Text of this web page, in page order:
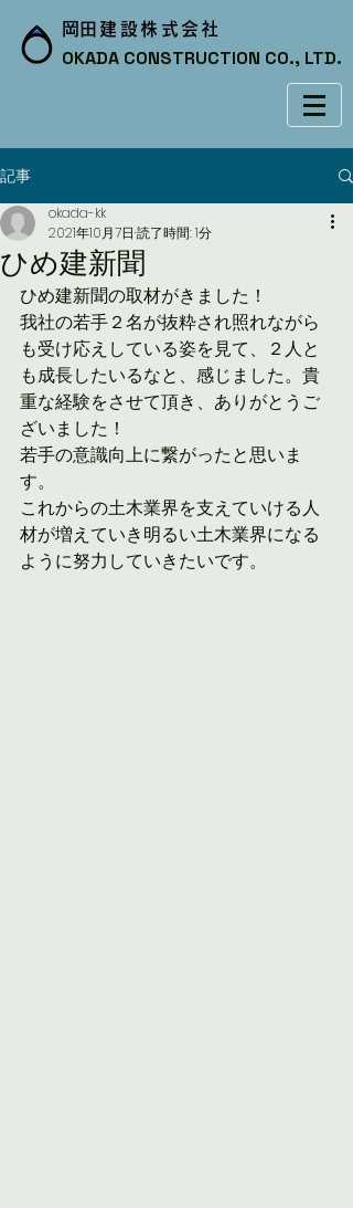
​岡田建設株式会社
OKADA CONSTRUCTION CO., LTD.
記事
ひめ建新聞
okada-kk
2021年10月7日 読了時間: 1分
ひめ建新聞の取材がきました！
我社の若手２名が抜粋され照れながら
も受け応えしている姿を見て、２人と
も成長したいるなと、感じました。貴
重な経験をさせて頂き、ありがとうご
ざいました！
若手の意識向上に繋がったと思いま
す。
これからの土木業界を支えていける人
材が増えていき明るい土木業界になる
ように努力していきたいです。